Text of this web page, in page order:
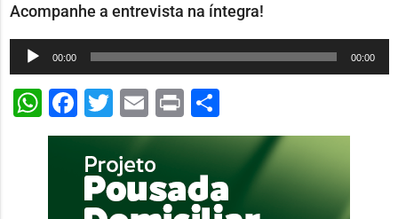
Acompanhe a entrevista na íntegra!
Tocador
de
áudio
00:00 00:00
WhatsApp
Facebook
Twitter
Email
PrintShare